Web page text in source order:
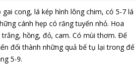
cong, lá kép hình lông chim, có 5-7 lá
cánh hẹp có răng tuyến nhỏ. Hoa
hồng, đỏ, cam. Có mùi thơm. Đế
đổi thành những quả bế tụ lại trong đế
5-9.